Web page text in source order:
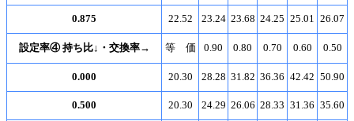
0.875 22.52 23.24 23.68 24.25 25.01 26.07
設定率④ 持ち比↓・交換率→ 等 価 0.90 0.80 0.70 0.60 0.50
0.000 20.30 28.28 31.82 36.36 42.42 50.90
0.500 20.30 24.29 26.06 28.33 31.36 35.60